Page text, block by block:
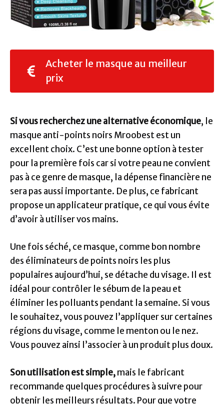
Acheter le masque au meilleur
prix
Si vous recherchez une alternative économique, le
masque anti-points noirs Mroobest est un
excellent choix. C’est une bonne option à tester
pour la première fois car si votre peau ne convient
pas à ce genre de masque, la dépense financière ne
sera pas aussi importante. De plus, ce fabricant
propose un applicateur pratique, ce qui vous évite
d’avoir à utiliser vos mains.
Une fois séché, ce masque, comme bon nombre
des éliminateurs de points noirs les plus
populaires aujourd’hui, se détache du visage. Il est
idéal pour contrôler le sébum de la peau et
éliminer les polluants pendant la semaine. Si vous
le souhaitez, vous pouvez l’appliquer sur certaines
régions du visage, comme le menton ou le nez.
Vous pouvez ainsi l’associer à un produit plus doux.
Son utilisation est simple,mais le fabricant
recommande quelques procédures à suivre pour
obtenir les meilleurs résultats. Pour que votre